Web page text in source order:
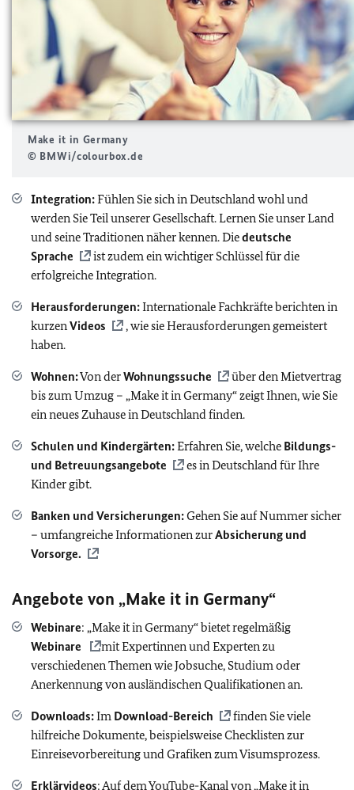
Make it in Germany
© BMWi/colourbox.de
Integration:Fühlen Sie sich in Deutschland wohl und
werden Sie Teil unserer Gesellschaft. Lernen Sie unser Land
und seine Traditionen näher kennen. Diedeutsche
Sprache
ist zudem ein wichtiger Schlüssel für die
erfolgreiche Integration.
Herausforderungen:Internationale Fachkräfte berichten in
kurzenVideos
, wie sie Herausforderungen gemeistert
haben.
Wohnen:Von derWohnungssuche
über den Mietvertrag
bis zum Umzug – „Make it in Germany“ zeigt Ihnen, wie Sie
ein neues Zuhause in Deutschland finden.
Schulen und Kindergärten:Erfahren Sie, welche Bildungs-
und Betreuungsangebote
es in Deutschland für Ihre
Kinder gibt.
Banken und Versicherungen:Gehen Sie auf Nummer sicher
– umfangreiche Informationen zurAbsicherung und
Vorsorge.
Angebote von „Make it in Germany“
Webinare: „Make it in Germany“ bietet regelmäßig
Webinare
mit Expertinnen und Experten zu
verschiedenen Themen wie Jobsuche, Studium oder
Anerkennung von ausländischen Qualifikationen an.
Downloads:Im Download-Bereich
finden Sie viele
hilfreiche Dokumente, beispielsweise Checklisten zur
Einreisevorbereitung und Grafiken zum Visumsprozess.
Erklärvideos: Auf dem YouTube-Kanal von „Make it in